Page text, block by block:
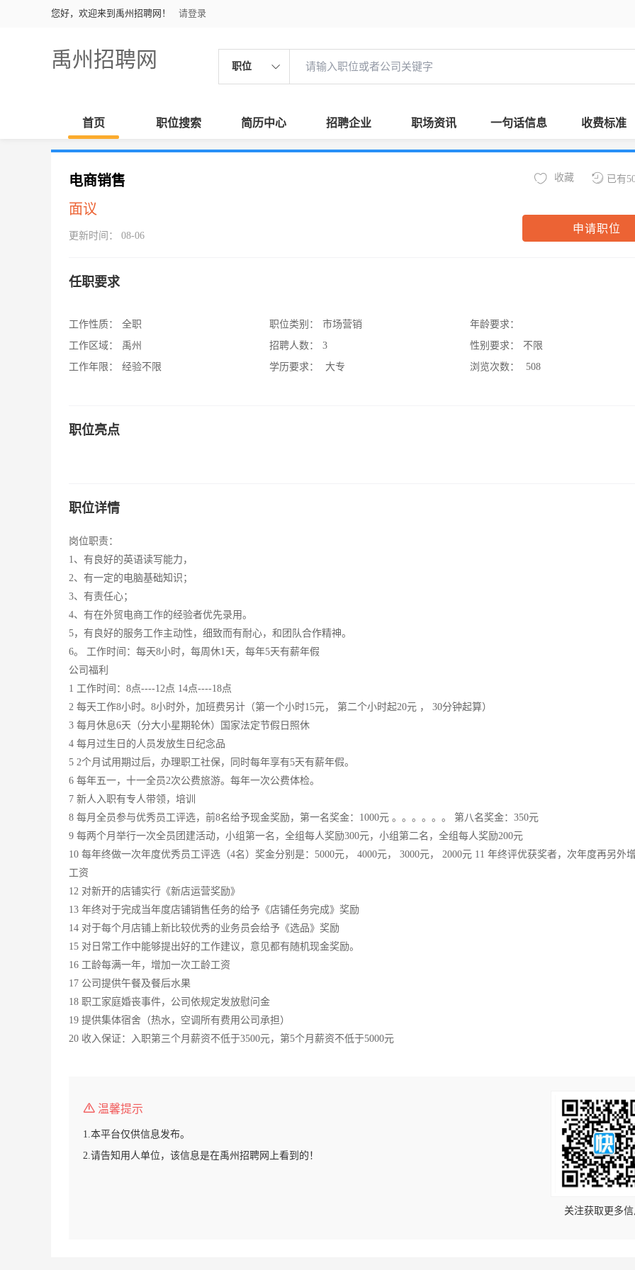
您好，欢迎来到禹州招聘网！ 请登录
禹州招聘网 职位
首页 职位搜索 简历中心 招聘企业 职场资讯 一句话信息 收费标准
电商销售
面议
更新时间： 08-06
已有
收藏
申请职位
任职要求
工作性质：
全职
工作区域：
禹州
工作年限：
经验不限
职位类别：
市场营销
招聘人数：
3
学历要求：
大专
年龄要求：
性别要求：
不限
浏览次数：
508
职位亮点
职位详情
岗位职责：
1、有良好的英语读写能力，
2、有一定的电脑基础知识；
3、有责任心；
4、有在外贸电商工作的经验者优先录用。
5，有良好的服务工作主动性，细致而有耐心，和团队合作精神。
6。 工作时间：每天8小时，每周休1天，每年5天有薪年假
公司福利
1 工作时间：8点----12点 14点----18点
2 每天工作8小时。8小时外，加班费另计（第一个小时15元， 第二个小时起20元 ， 30分钟起算）
3 每月休息6天（分大小星期轮休）国家法定节假日照休
4 每月过生日的人员发放生日纪念品
5 2个月试用期过后，办理职工社保，同时每年享有5天有薪年假。
6 每年五一，十一全员2次公费旅游。每年一次公费体检。
7 新人入职有专人带领，培训
8 每月全员参与优秀员工评选，前8名给予现金奖励，第一名奖金：1000元 。。。。。。 第八名奖金：350元
9 每两个月举行一次全员团建活动，小组第一名，全组每人奖励300元，小组第二名，全组每人奖励200元
10 每年终做一次年度优秀员工评选（4名）奖金分别是：5000元， 4000元， 3000元， 2000元 11 年终评优获奖者，次年度再另外
工资
12 对新开的店铺实行《新店运营奖励》
13 年终对于完成当年度店铺销售任务的给予《店铺任务完成》奖励
14 对于每个月店铺上新比较优秀的业务员会给予《选品》奖励
15 对日常工作中能够提出好的工作建议，意见都有随机现金奖励。
16 工龄每满一年，增加一次工龄工资
17 公司提供午餐及餐后水果
18 职工家庭婚丧事件，公司依规定发放慰问金
19 提供集体宿舍（热水，空调所有费用公司承担）
20 收入保证：入职第三个月薪资不低于3500元，第5个月薪资不低于5000元
温馨提示
1.本平台仅供信息发布。
2.请告知用人单位，该信息是在禹州招聘网上看到的！
关注获取更多